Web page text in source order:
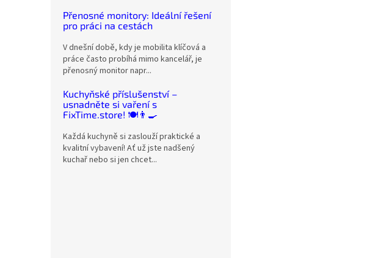
Přenosné monitory: Ideální řešení
pro práci na cestách
V dnešní době, kdy je mobilita klíčová a
práce často probíhá mimo kancelář, je
přenosný monitor napr...
Kuchyňské příslušenství –
usnadněte si vaření s
FixTime.store! 🍽️👨‍🍳
Každá kuchyně si zaslouží praktické a
kvalitní vybavení! Ať už jste nadšený
kuchař nebo si jen chcet...